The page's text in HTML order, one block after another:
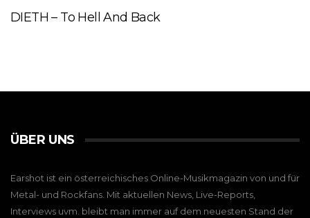
DIETH – To Hell And Back
ÜBER UNS
Earshot ist ein österreichisches Online-Musikmagazin von und für
Metal- und Rockfans. Mit aktuellen News, Live-Reports,
Interviews uvm. bleibt man immer auf dem neuesten Stand der